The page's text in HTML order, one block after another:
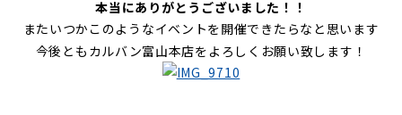
本当にありがとうございました！！
またいつかこのようなイベントを開催できたらなと思います
今後ともカルバン富山本店をよろしくお願い致します！